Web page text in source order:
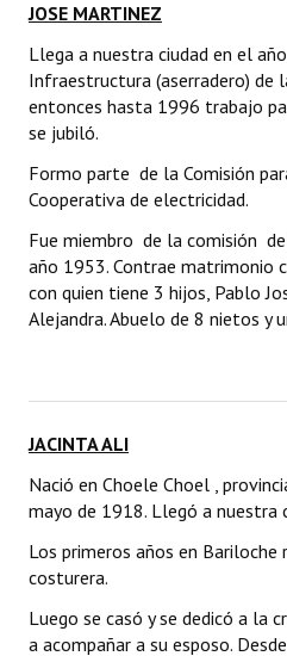
JOSE MARTINEZ
Llega a nuestra ciudad en el
Infraestructura (aserradero) de
entonces hasta 1996 trabajo
se jubiló.
Formo parte de la Comisión
Cooperativa de electricidad.
Fue miembro de la comisión
año 1953. Contrae matrimonio
con quien tiene 3 hijos, Pablo
Alejandra. Abuelo de 8 nietos y
JACINTA ALI
Nació en Choele Choel ,
mayo de 1918. Llegó a nuestra
Los primeros años en
costurera.
Luego se casó y se dedicó a la
a acompañar a su esposo.